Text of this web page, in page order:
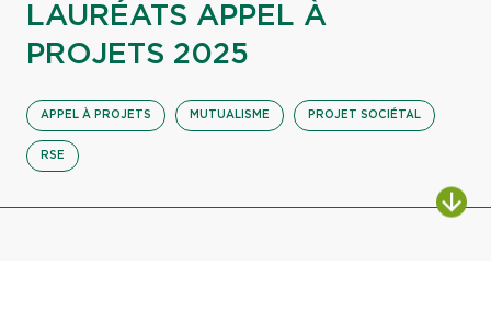
LAURÉATS APPEL À
PROJETS 2025
APPEL À PROJETS MUTUALISME PROJET SOCIÉTAL
RSE